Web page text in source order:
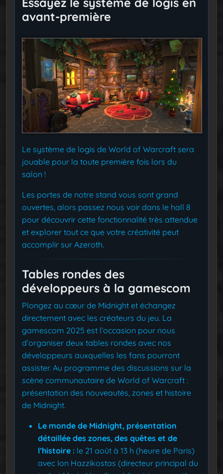
avant-première
Le système de logis de World of Warcraft sera
jouable pour la toute première fois lors du
salon !
Les portes de notre stand vous sont grand
ouvertes, alors passez nous voir dans le hall 8
pour découvrir cette fonctionnalité très attendue
et explorer tout ce que votre créativité peut
accomplir sur Azeroth.
Tables rondes des
développeurs à la gamescom
Plongez au cœur de Midnight et échangez
directement avec les créateurs du jeu. La
gamescom 2025 est l’occasion pour nous
d’organiser deux tables rondes avec nos
développeurs auxquelles les fans pourront
assister. Au programme des discussions sur la
scène communautaire de World of Warcraft :
présentation des nouveautés, zones et histoire
de Midnight.
Le monde de Midnight, présentation
détaillée des zones, des quêtes et de
l’histoire : le 21 août à 13 h (heure de Paris)
avec Ion Hazzikostas (directeur principal du